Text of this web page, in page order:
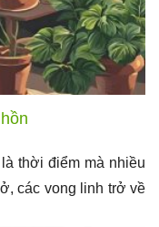
thời điểm mà nhiều
các vong linh trở về